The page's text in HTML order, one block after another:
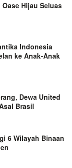
Hijau Seluas
Indonesia
ke Anak-Anak
Dewa United
Brasil
6 Wilayah Binaan